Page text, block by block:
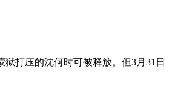
打压的沈何时可被释放。但3月31日